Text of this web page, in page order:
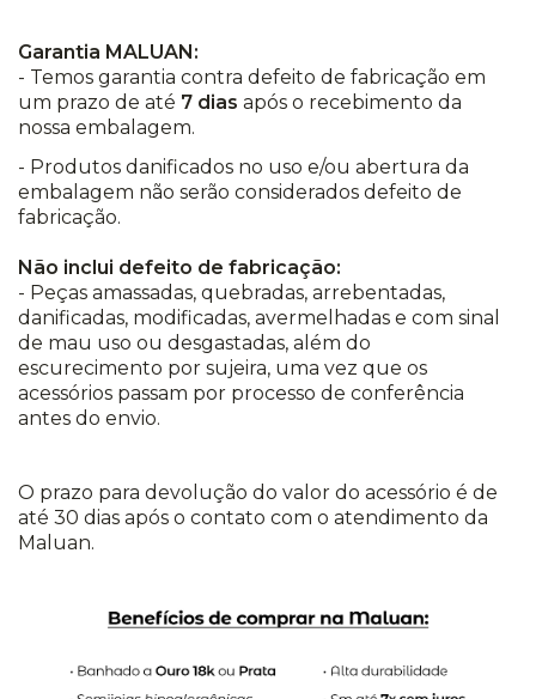
Garantia MALUAN:
- Temos garantia contra defeito de fabricação em
um prazo de até 7 dias após o recebimento da
nossa embalagem.
- Produtos danificados no uso e/ou abertura da
embalagem não serão considerados defeito de
fabricação.
Não inclui defeito de fabricação:
- Peças amassadas, quebradas, arrebentadas,
danificadas, modificadas, avermelhadas e com sinal
de mau uso ou desgastadas, além do
escurecimento por sujeira, uma vez que os
acessórios passam por processo de conferência
antes do envio.
O prazo para devolução do valor do acessório é de
até 30 dias após o contato com o atendimento da
Maluan.